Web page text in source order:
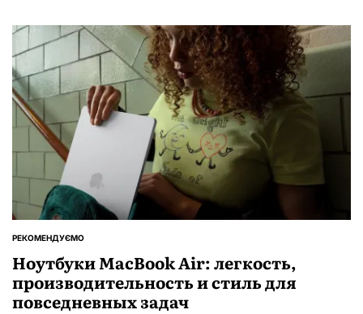
ОПУБЛІКУВАТИ
РЕКОМЕНДУЄМО
Ноутбуки MacBook Air: легкость,
производительность и стиль для
повседневных задач